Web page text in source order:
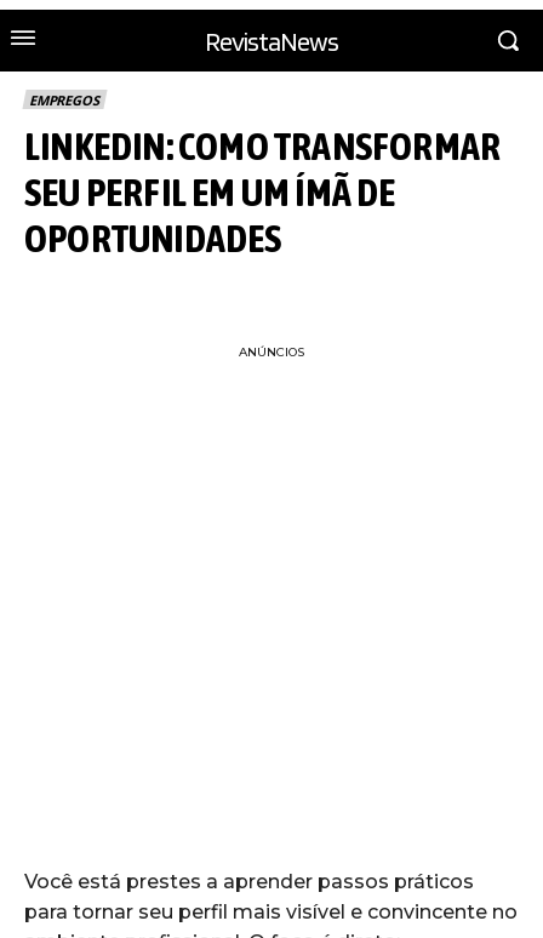
RevistaNews
EMPREGOS
LINKEDIN: COMO TRANSFORMAR
SEU PERFIL EM UM ÍMÃ DE
OPORTUNIDADES
ANÚNCIOS
Você está prestes a aprender passos práticos
para tornar seu perfil mais visível e convincente no